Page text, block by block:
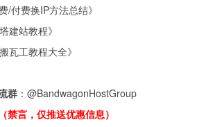
/付费换IP方法总结》
建站教程》
搬瓦工教程大全》
群 ： @BandwagonHostGroup
禁言，仅推送优惠信息）